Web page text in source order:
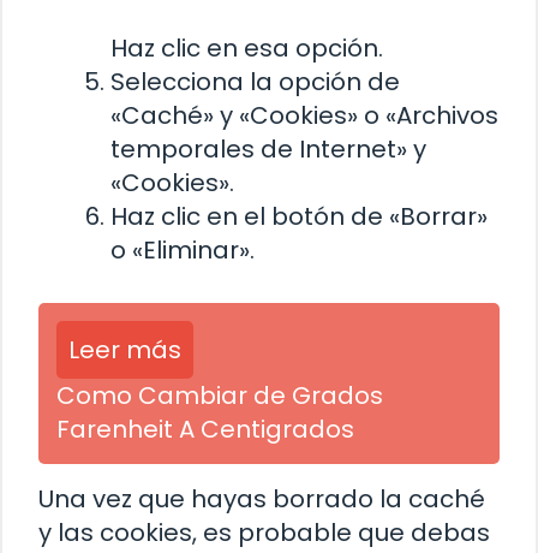
Haz clic en esa opción.
Selecciona la opción de
«Caché» y «Cookies» o «Archivos
temporales de Internet» y
«Cookies».
Haz clic en el botón de «Borrar»
o «Eliminar».
Leer más
Como Cambiar de Grados
Farenheit A Centigrados
Una vez que hayas borrado la caché
y las cookies, es probable que debas